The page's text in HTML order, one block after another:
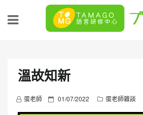
溫故知新
蛋老師
P
o
01/07/2022 蛋老師雜談